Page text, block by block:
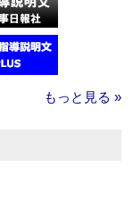
もっと見る »